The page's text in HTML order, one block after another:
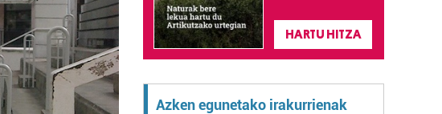
HARTU HITZA
Azken egunetako irakurrienak